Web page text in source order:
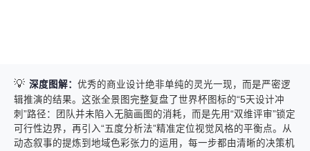
💡 深度图解： 优秀的商业设计绝非单纯的灵光一现，而是严密逻
辑推演的结果。这张全景图完整复盘了世界杯图标的“5天设计冲
刺”路径：团队并未陷入无脑画图的消耗，而是先用“双维评审”锁定
可行性边界，再引入“五度分析法”精准定位视觉风格的平衡点。从
动态叙事的提炼到地域色彩张力的运用，每一步都由清晰的决策机